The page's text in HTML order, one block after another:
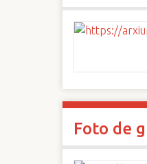
Foto de